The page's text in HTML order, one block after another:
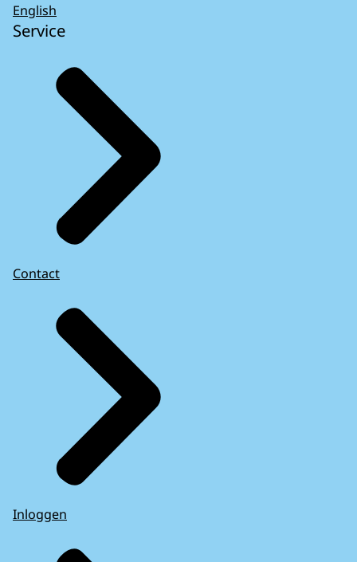
English
Service
Contact
Inloggen